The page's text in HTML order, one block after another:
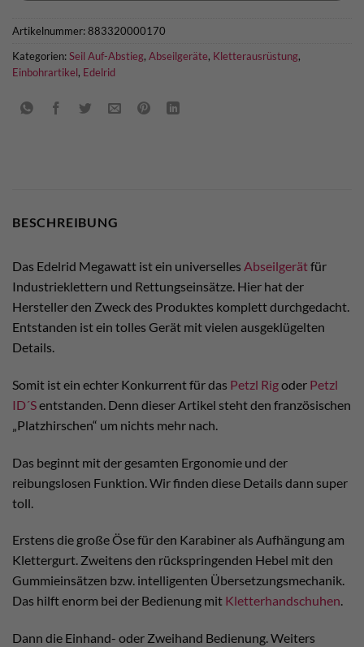
Artikelnummer:883320000170
Kategorien:Seil Auf-Abstieg, Abseilgeräte, Kletterausrüstung,
Einbohrartikel, Edelrid
BESCHREIBUNG
Das Edelrid Megawatt ist ein universelles Abseilgerätfür
Industrieklettern und Rettungseinsätze. Hier hat der
Hersteller den Zweck des Produktes komplett durchgedacht.
Entstanden ist ein tolles Gerät mit vielen ausgeklügelten
Details.
Somit ist ein echter Konkurrent für das Petzl Rigoder Petzl
ID´Sentstanden. Denn dieser Artikel steht den französischen
„Platzhirschen“ um nichts mehr nach.
Das beginnt mit der gesamten Ergonomie und der
reibungslosen Funktion. Wir finden diese Details dann super
toll.
Erstens die große Öse für den Karabiner als Aufhängung am
Klettergurt. Zweitens den rückspringenden Hebel mit den
Gummieinsätzen bzw. intelligenten Übersetzungsmechanik.
Das hilft enorm bei der Bedienung mit Kletterhandschuhen.
Dann die Einhand- oder Zweihand Bedienung. Weiters